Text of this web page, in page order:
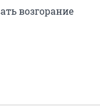
возгорание